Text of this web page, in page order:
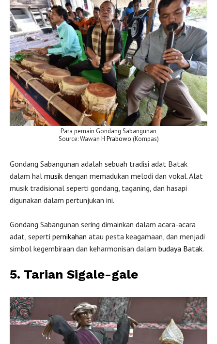
Para pemain Gondang Sabangunan
Source: Wawan H Prabowo (Kompas)
Gondang Sabangunan adalah sebuah tradisi adat Batak
dalam hal musik dengan memadukan melodi dan vokal. Alat
musik tradisional seperti gondang, taganing, dan hasapi
digunakan dalam pertunjukan ini.
Gondang Sabangunan sering dimainkan dalam acara-acara
adat, seperti pernikahan atau pesta keagamaan, dan menjadi
simbol kegembiraan dan keharmonisan dalam budaya Batak.
5. Tarian Sigale-gale